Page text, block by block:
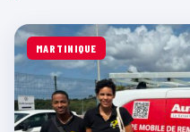
MARTINIQUE